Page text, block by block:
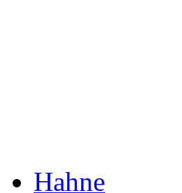
Hahne